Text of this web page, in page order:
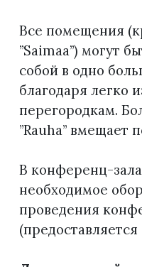
Все помещения
”Saimaa”) могут
собой в одно
благодаря легко
перегородкам.
”Rauha” вмещает
В конференц-
необходимое
проведения